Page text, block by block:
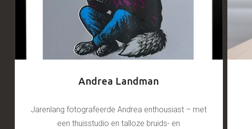
Andrea Landman
Jarenlang fotografeerde Andrea enthousiast – met
een thuisstudio en talloze bruids- en